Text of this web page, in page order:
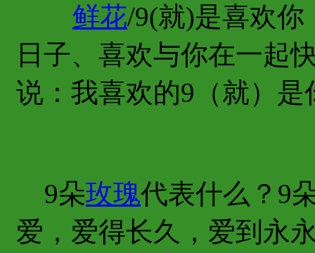
鲜花/9(就)是喜欢你
日子、喜欢与你在一起
说：我喜欢的9（就）是
9朵玫瑰代表什么？9
爱，爱得长久，爱到永